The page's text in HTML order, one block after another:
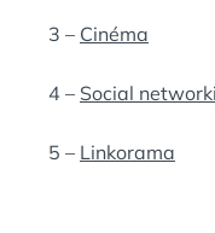
3 – Cinéma
4 – Social
5 – Linkorama